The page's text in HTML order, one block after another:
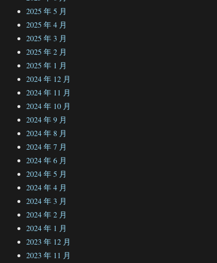
2025 年 5 月
2025 年 4 月
2025 年 3 月
2025 年 2 月
2025 年 1 月
2024 年 12 月
2024 年 11 月
2024 年 10 月
2024 年 9 月
2024 年 8 月
2024 年 7 月
2024 年 6 月
2024 年 5 月
2024 年 4 月
2024 年 3 月
2024 年 2 月
2024 年 1 月
2023 年 12 月
2023 年 11 月